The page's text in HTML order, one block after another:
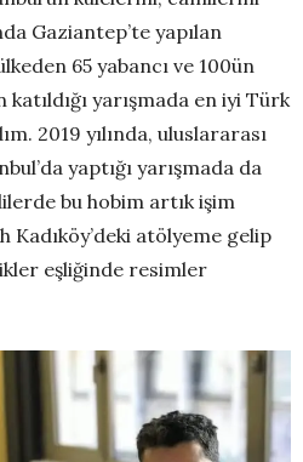
Gaziantep’te yapılan
65 yabancı ve 100ün
yarışmada en iyi Türk
2019 yılında, uluslararası
yaptığı yarışmada da
bu hobim artık işim
Kadıköy’deki atölyeme gelip
eşliğinde resimler